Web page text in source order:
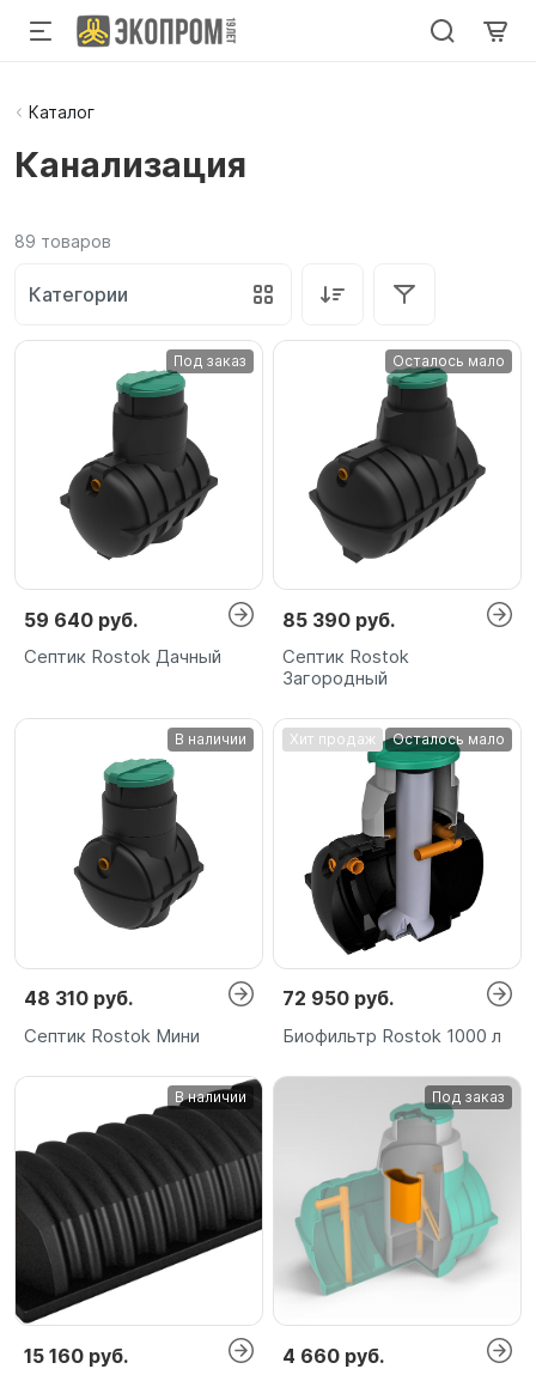
Каталог
Канализация
89 товаров
Категории
Под заказ
59 640 руб.
Септик Rostok Дачный
Осталось мало
85 390 руб.
Септик Rostok
Загородный
В наличии
48 310 руб.
Септик Rostok Мини
Хит продаж Осталось мало
72 950 руб.
Биофильтр Rostok 1000 л
В наличии
15 160 руб.
Под заказ
4 660 руб.